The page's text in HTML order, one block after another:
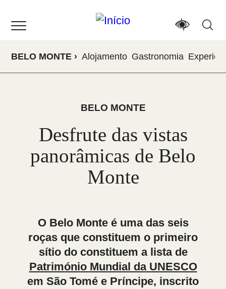
para
conteúdo
BELO MONTE Alojamento Gastronomia
BELO MONTE
Desfrute das vistas
panorâmicas de Belo
Monte
O Belo Monte é uma das seis
roças que constituem o primeiro
sítio do constituem a lista de
Património Mundial da UNESCO
em São Tomé e Príncipe, inscrito